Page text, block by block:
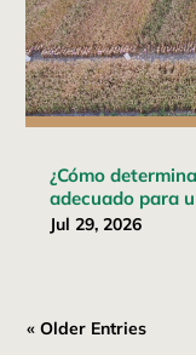
¿Cómo
adecuado para
Jul 29, 2026
« Older Entries